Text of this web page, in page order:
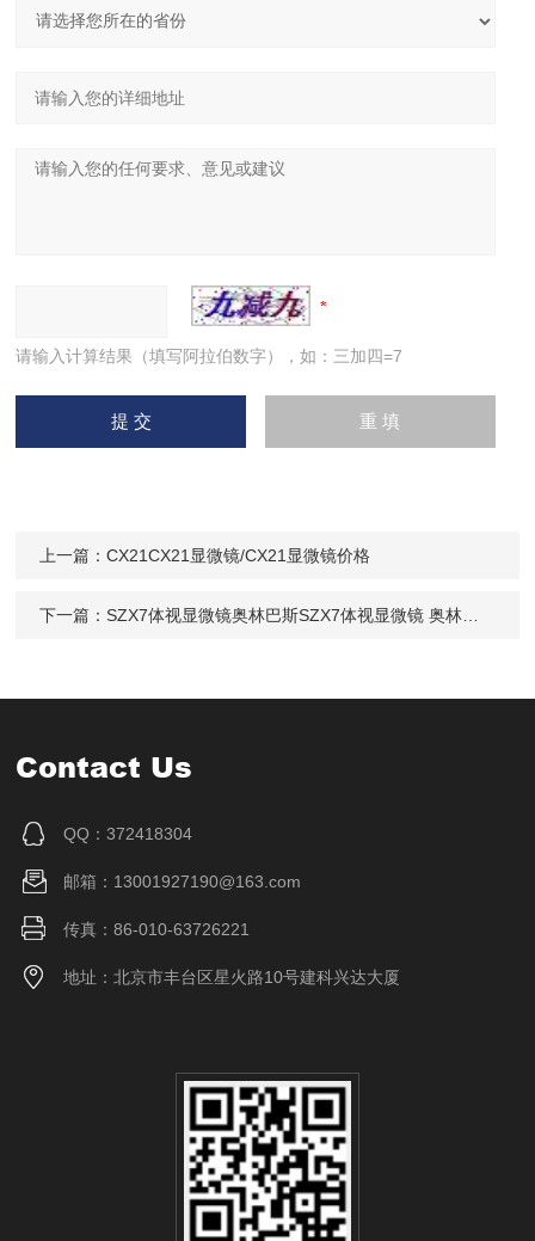
请输入计算结果（填写阿拉伯数字），如：三加四=7
上一篇：CX21CX21显微镜/CX21显微镜价格
下一篇： SZX7体视显微镜奥林巴斯SZX7体视显微镜 奥林巴斯体视显微镜
Contact Us
QQ：372418304
邮箱：13001927190@163.com
传真：86-010-63726221
地址：北京市丰台区星火路10号建科兴达大厦